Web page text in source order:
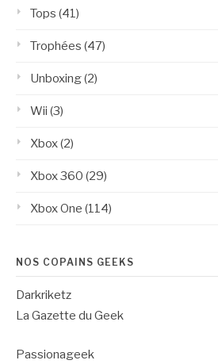
Tops (41)
Trophées (47)
Unboxing(2)
Wii (3)
Xbox(2)
Xbox 360 (29)
Xbox One (114)
NOS COPAINS GEEKS
Darkriketz
La Gazette du Geek
Passionageek